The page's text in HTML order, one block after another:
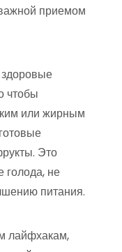
приемом
чтобы
или жирным
Это
голода, не
питания.
лайфхакам,